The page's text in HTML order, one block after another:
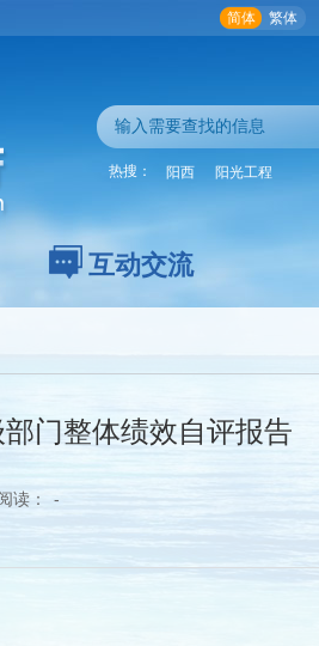
简体 繁体
热搜： 阳西 阳光工程
互动交流
门整体绩效自评报告
读： -